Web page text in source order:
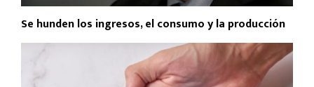
Se hunden los ingresos, el consumo y la producción